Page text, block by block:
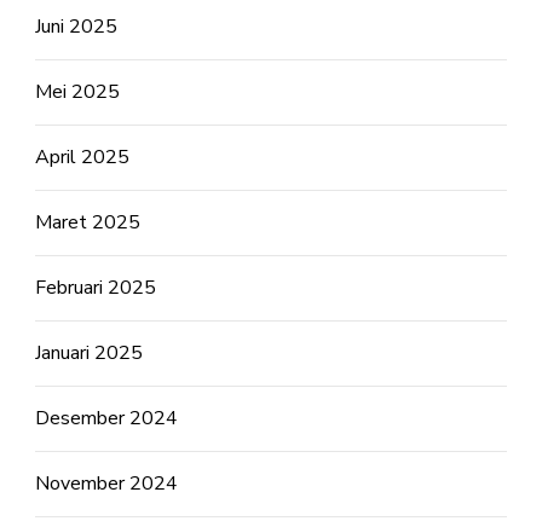
Juni 2025
Mei 2025
April 2025
Maret 2025
Februari 2025
Januari 2025
Desember 2024
November 2024